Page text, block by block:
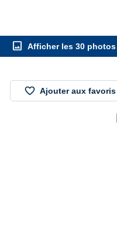
image Afficher les 30 photos
favorite_border Ajouter aux favoris